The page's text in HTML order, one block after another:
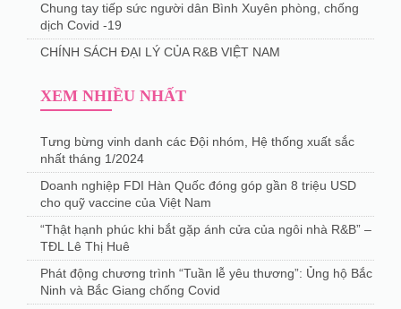
Chung tay tiếp sức người dân Bình Xuyên phòng, chống
dịch Covid -19
CHÍNH SÁCH ĐẠI LÝ CỦA R&B VIỆT NAM
XEM NHIỀU NHẤT
Tưng bừng vinh danh các Đội nhóm, Hệ thống xuất sắc
nhất tháng 1/2024
Doanh nghiệp FDI Hàn Quốc đóng góp gần 8 triệu USD
cho quỹ vaccine của Việt Nam
“Thật hạnh phúc khi bắt gặp ánh cửa của ngôi nhà R&B” –
TĐL Lê Thị Huê
Phát động chương trình “Tuần lễ yêu thương”: Ủng hộ Bắc
Ninh và Bắc Giang chống Covid